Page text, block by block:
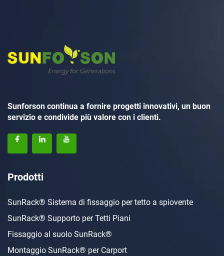
Sunforson continua a fornire progetti innovativi, un buon
servizio e condivide più valore con i clienti.
Prodotti
SunRack® Sistema di fissaggio per tetto a spiovente
SunRack® Supporto per Tetti Piani
Fissaggio al suolo SunRack®
Montaggio SunRack® per Carport